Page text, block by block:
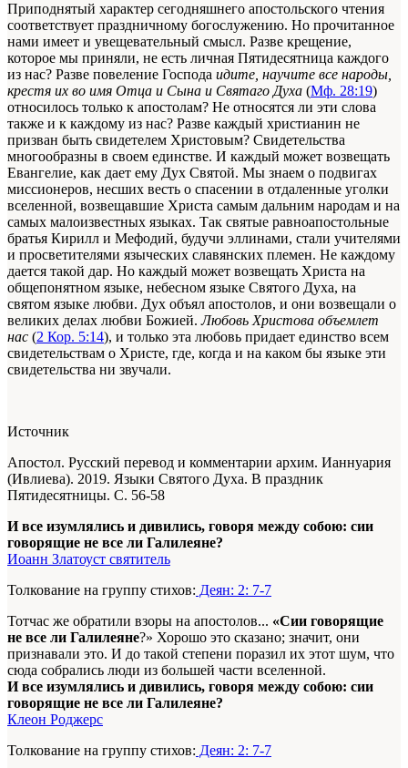
Приподнятый характер сегодняшнего апостольского чтения
соответствует праздничному богослужению. Но прочитанное
нами имеет и увещевательный смысл. Разве крещение,
которое мы приняли, не есть личная Пятидесятница каждого
из нас? Разве повеление Господа идите, научите все народы,
крестя их во имя Отца и Сына и Святаго Духа (Мф. 28:19)
относилось только к апостолам? Не относятся ли эти слова
также и к каждому из нас? Разве каждый христианин не
призван быть свидетелем Христовым? Свидетельства
многообразны в своем единстве. И каждый может возвещать
Евангелие, как дает ему Дух Святой. Мы знаем о подвигах
миссионеров, несших весть о спасении в отдаленные уголки
вселенной, возвещавшие Христа самым дальним народам и на
самых малоизвестных языках. Так святые равноапостольные
братья Кирилл и Мефодий, будучи эллинами, стали учителями
и просветителями языческих славянских племен. Не каждому
дается такой дар. Но каждый может возвещать Христа на
общепонятном языке, небесном языке Святого Духа, на
святом языке любви. Дух объял апостолов, и они возвещали о
великих делах любви Божией.Любовь Христова объемлет
нас (2 Кор. 5:14), и только эта любовь придает единство всем
свидетельствам о Христе, где, когда и на каком бы языке эти
свидетельства ни звучали.
Источник
Апостол. Русский перевод и комментарии архим. Ианнуария
(Ивлиева). 2019. Языки Святого Духа. В праздник
Пятидесятницы. С. 56-58
И все изумлялись и дивились, говоря между собою: сии
говорящие не все ли Галилеяне?
Иоанн Златоуст святитель
Толкование на группу стихов: Деян: 2: 7-7
Тотчас же обратили взоры на апостолов... «Сии говорящие
не все ли Галилеяне?» Хорошо это сказано; значит, они
признавали это. И до такой степени поразил их этот шум, что
сюда собрались люди из большей части вселенной.
И все изумлялись и дивились, говоря между собою: сии
говорящие не все ли Галилеяне?
Клеон Роджерс
Толкование на группу стихов: Деян: 2: 7-7